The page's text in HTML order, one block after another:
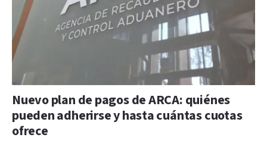
Nuevo plan de pagos de ARCA: quiénes
pueden adherirse y hasta cuántas cuotas
ofrece